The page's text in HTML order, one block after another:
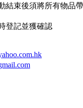
結束後須將所有物品
登記並獲確認